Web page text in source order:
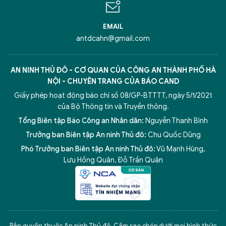
EMAIL
antdcahn@gmail.com
AN NINH THỦ ĐÔ - CƠ QUAN CỦA CÔNG AN THÀNH PHỐ HÀ
NỘI - CHUYÊN TRANG CỦA BÁO CAND
Giấy phép hoạt động báo chí số 08/GP-BTTTT, ngày 5/1/2021
của Bộ Thông tin và Truyền thông.
Tổng Biên tập Báo Công an Nhân dân: Nguyễn Thanh Bình
Trưởng ban Biên tập An ninh Thủ đô: Chu Quốc Dũng
Phó Trưởng ban Biên tập An ninh Thủ đô:Vũ Mạnh Hùng,
Lưu Hồng Quân, Đỗ Trần Quân
5 điểm nghẽn của Hà Nội giải pháp xử lý điểm nghẽn của